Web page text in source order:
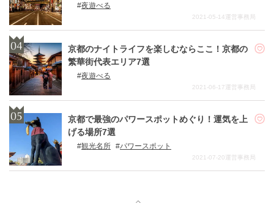
夜遊べる
2021-05-14運営事務局
京都のナイトライフを楽しむならここ！京都の
繁華街代表エリア7選
夜遊べる
2021-06-17運営事務局
京都で最強のパワースポットめぐり！運気を上
げる場所7選
観光名所 パワースポット
2021-07-20運営事務局